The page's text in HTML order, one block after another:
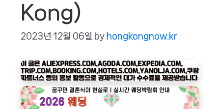
Kong)
2023년 12월 06일 by hongkongnow.kr